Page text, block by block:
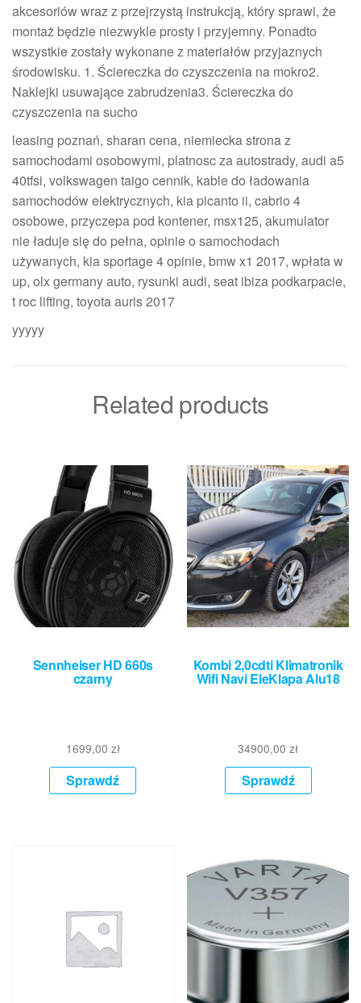
akcesoriów wraz z przejrzystą instrukcją, który sprawi, że
montaż będzie niezwykle prosty i przyjemny. Ponadto
wszystkie zostały wykonane z materiałów przyjaznych
środowisku. 1. Ściereczka do czyszczenia na mokro2.
Naklejki usuwające zabrudzenia3. Ściereczka do
czyszczenia na sucho
leasing poznań, sharan cena, niemiecka strona z
samochodami osobowymi, platnosc za autostrady, audi a5
40tfsi, volkswagen taigo cennik, kable do ładowania
samochodów elektrycznych, kia picanto ii, cabrio 4
osobowe, przyczepa pod kontener, msx125, akumulator
nie ładuje się do pełna, opinie o samochodach
używanych, kia sportage 4 opinie, bmw x1 2017, wpłata w
up, olx germany auto, rysunki audi, seat ibiza podkarpacie,
t roc lifting, toyota auris 2017
yyyyy
Related products
Sennheiser HD 660s
czarny
1699,00 zł
Sprawdź
Kombi 2,0cdti Klimatronik
Wifi Navi EleKlapa Alu18
34900,00zł
Sprawdź